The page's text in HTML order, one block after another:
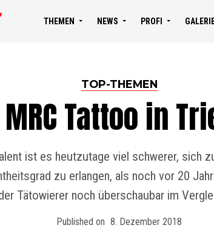
THEMEN NEWS PROFI
TOP-THEMEN
MRC Tattoo in
ist es heutzutage viel schwerer, sich
zu erlangen, als noch vor 20
Tätowierer noch überschaubar im
Published on 8. Dezember 2018